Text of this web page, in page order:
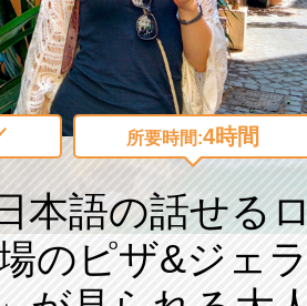
本語の話せる
のピザ&ジェ
所要時間:4時間